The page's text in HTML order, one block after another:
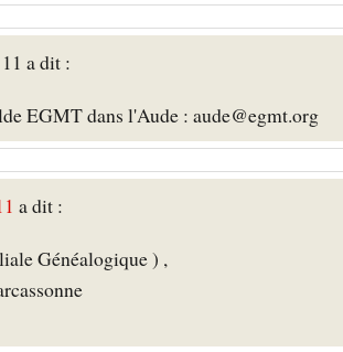
a dit :
EGMT dans l'Aude : aude@egmt.org
a dit :
Généalogique ) ,